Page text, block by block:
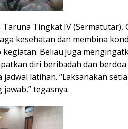
Taruna Tingkat IV
kesehatan dan membina
kegiatan. Beliau juga
diri beribadah dan
jadwal latihan. “Laksanakan
tegasnya.